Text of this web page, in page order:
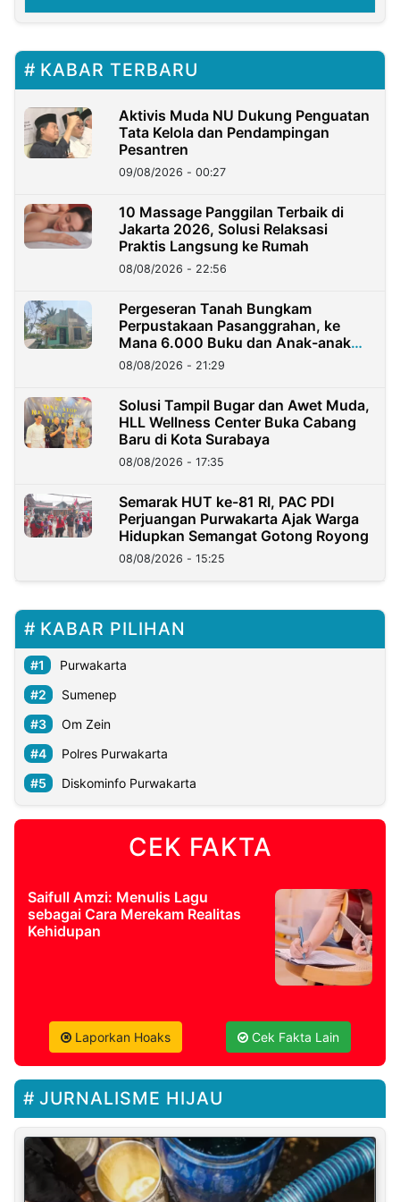
KABAR TERBARU
Aktivis Muda NU Dukung Penguatan
Tata Kelola dan Pendampingan
Pesantren
09/08/2026 - 00:27
10 Massage Panggilan Terbaik di
Jakarta 2026, Solusi Relaksasi
Praktis Langsung ke Rumah
08/08/2026 - 22:56
Pergeseran Tanah Bungkam
Perpustakaan Pasanggrahan, ke
Mana 6.000 Buku dan Anak-anak
Kini?
08/08/2026 - 21:29
Solusi Tampil Bugar dan Awet Muda,
HLL Wellness Center Buka Cabang
Baru di Kota Surabaya
08/08/2026 - 17:35
Semarak HUT ke-81 RI, PAC PDI
Perjuangan Purwakarta Ajak Warga
Hidupkan Semangat Gotong Royong
08/08/2026 - 15:25
KABAR PILIHAN
Purwakarta
Sumenep
Om Zein
Polres Purwakarta
Diskominfo Purwakarta
CEK FAKTA
Saifull Amzi: Menulis Lagu
sebagai Cara Merekam Realitas
Kehidupan
Laporkan Hoaks Cek Fakta Lain
JURNALISME HIJAU